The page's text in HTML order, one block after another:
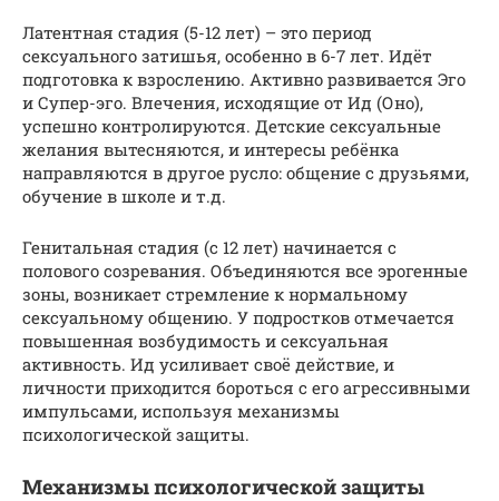
Латентная стадия (5-12 лет) – это период
сексуального затишья, особенно в 6-7 лет. Идёт
подготовка к взрослению. Активно развивается Эго
и Супер-эго. Влечения, исходящие от Ид (Оно),
успешно контролируются. Детские сексуальные
желания вытесняются, и интересы ребёнка
направляются в другое русло: общение с друзьями,
обучение в школе и т.д.
Генитальная стадия (с 12 лет) начинается с
полового созревания. Объединяются все эрогенные
зоны, возникает стремление к нормальному
сексуальному общению. У подростков отмечается
повышенная возбудимость и сексуальная
активность. Ид усиливает своё действие, и
личности приходится бороться с его агрессивными
импульсами, используя механизмы
психологической защиты.
Механизмы психологической защиты